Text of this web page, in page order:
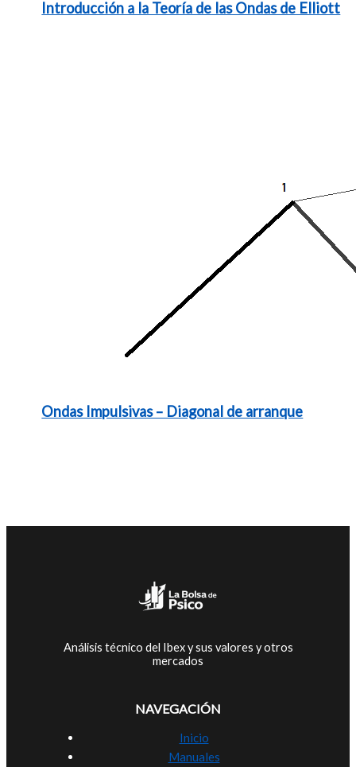
Introducción a la Teoría de las Ondas de Elliott
Ondas Impulsivas – Diagonal de arranque
Análisis técnico del Ibex y sus valores y otros
mercados
NAVEGACIÓN
Inicio
Manuales